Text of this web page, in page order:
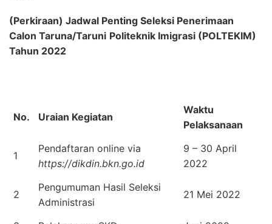
(Perkiraan) Jadwal Penting Seleksi Penerimaan
Calon Taruna/Taruni Politeknik Imigrasi (POLTEKIM)
Tahun 2022
No. Uraian Kegiatan
Waktu
Pelaksanaan
1
Pendaftaran online via
https://dikdin.bkn.go.id
9 – 30 April
2022
2
Pengumuman Hasil Seleksi
Administrasi
21 Mei 2022